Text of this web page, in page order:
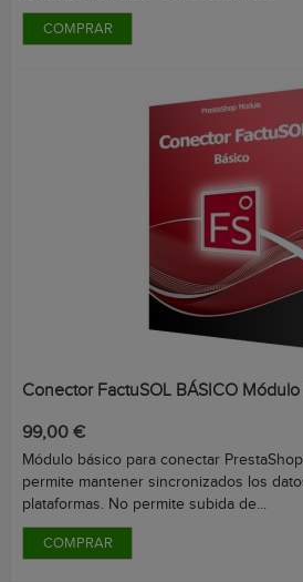
COMPRAR
Conector FactuSOL BÁSICO
Precio
99,00 €
Módulo básico para conectar
permite mantener sincronizados los
plataformas. No permite subida de...
COMPRAR